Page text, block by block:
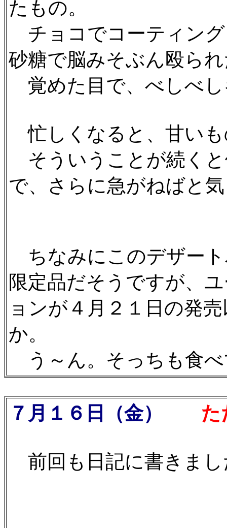
たもの。
チョコでコーティン
砂糖で脳みそぶん殴ら
覚めた目で、べしべ
忙しくなると、甘い
そういうことが続く
で、さらに急がねばと
ちなみにこのデザー
限定品だそうですが、
ョンが４月２１日の発
か。
う～ん。そっちも食
７月１６日（金） ただ
前回も日記に書きまし